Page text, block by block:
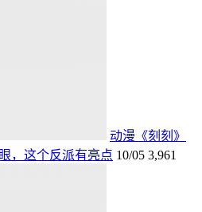
动漫《刻刻》
，这个反派有亮点 10/05 3,961